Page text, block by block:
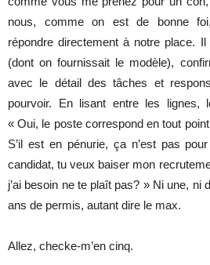
nous, comme on est de bonne
répondre directement à notre place.
(dont on fournissait le modèle),
avec le détail des tâches et
pourvoir. En lisant entre les lignes,
« Oui, le poste correspond en tout
S’il est en pénurie, ça n’est pas
candidat, tu veux baiser mon
j’ai besoin ne te plaît pas? » Ni une, ni
ans de permis, autant dire le max.
Allez, checke-m’en cinq.